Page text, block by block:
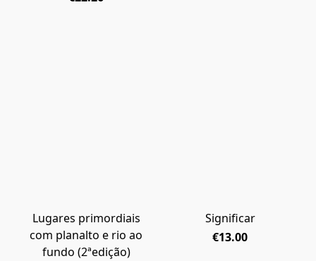
Lugares primordiais
com planalto e rio ao
fundo (2ªedição)
Significar
€13.00